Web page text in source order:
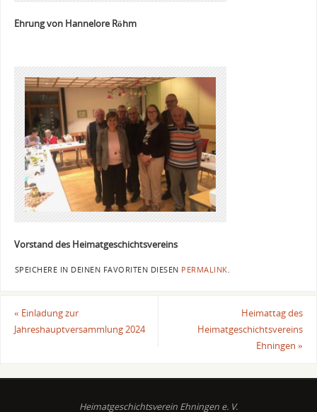
Ehrung von Hannelore Röhm
Vorstand des Heimatgeschichtsvereins
SPEICHERE IN DEINEN FAVORITEN DIESEN PERMALINK
« Einladung zur
Jahreshauptversammlung 2024
Heimattag des
Heimatgeschichtsvereins
Ehningen»
Heimatgeschichtsverein Ehningen e. V.